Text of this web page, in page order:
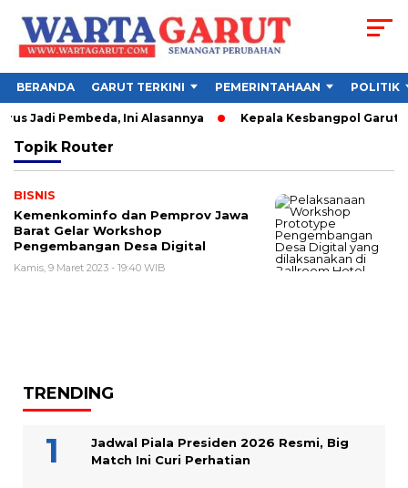
BERANDA GARUT TERKINI PEMERINTAHAAN POLITIK
Jadi Pembeda, Ini Alasannya Kepala Kesbangpol Garut
Topik Router
BISNIS
Kemenkominfo dan Pemprov Jawa
Barat Gelar Workshop
Pengembangan Desa Digital
Kamis, 9 Maret 2023 - 19:40 WIB
TRENDING
Jadwal Piala Presiden 2026 Resmi, Big
Match Ini Curi Perhatian